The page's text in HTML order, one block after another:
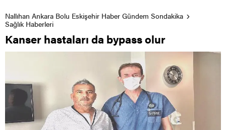
Nallıhan Ankara Bolu Eskişehir Haber Gündem Sondakika
Sağlık Haberleri
Kanser hastaları da bypass olur